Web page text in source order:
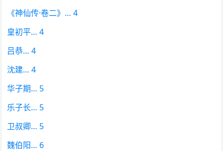
《神仙传·卷二》… 4
皇初平… 4
吕恭… 4
沈建… 4
华子期… 5
乐子长… 5
卫叔卿… 5
魏伯阳… 6